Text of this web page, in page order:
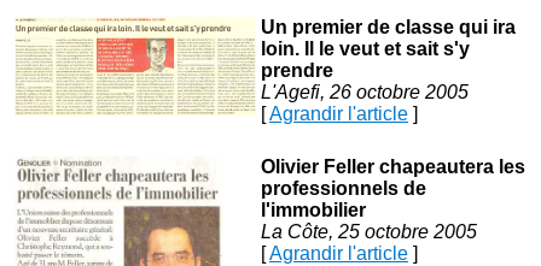
Un premier de classe qui ira
loin. Il le veut et sait s'y
prendre
L'Agefi, 26 octobre 2005
[Agrandir l'article]
Olivier Feller chapeautera les
professionnels de
l'immobilier
La Côte, 25 octobre 2005
[Agrandir l'article]